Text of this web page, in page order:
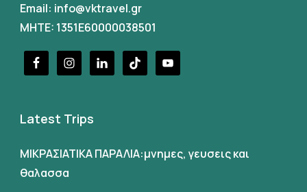
Email: info@vktravel.gr
MHTE: 1351E60000038501
Latest Trips
ΜΙΚΡΑΣΙΑΤΙΚΑ ΠΑΡΑΛΙΑ:μνημες, γευσεις και
θαλασσα